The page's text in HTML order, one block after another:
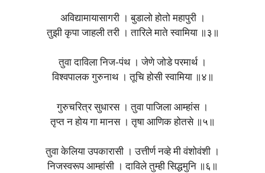
अविद्यामायासागरी । बुडालो होतो महापुरी ।
तुझी कृपा जाहली तरी । तारिले माते स्वामिया ॥३॥
तुवा दाविला निज-पंथ । जेणे जोडे परमार्थ ।
विश्वपालक गुरुनाथ । तूचि होसी स्वामिया ॥४॥
गुरुचरित्र सुधारस । तुवा पाजिला आम्हांस ।
तृप्त न होय गा मानस । तृषा आणिक होतसे ॥५॥
तुवा केलिया उपकारासी । उत्तीर्ण नव्हे मी वंशोवंशी ।
निजस्वरूप आम्हांसी । दाविले तुम्ही सिद्धमुनि ॥६॥